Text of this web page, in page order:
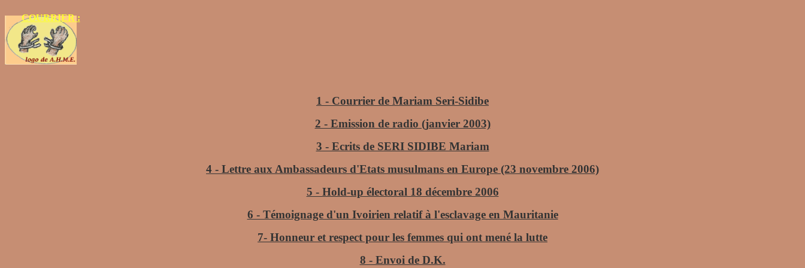
COURRIER :
1 - Courrier de Mariam Seri-Sidibe
2 - Emission de radio (janvier 2003)
3 - Ecrits de SERI SIDIBE Mariam
4 - Lettre aux Ambassadeurs d'Etats musulmans en Europe (23 novembre 2006)
5 - Hold-up électoral 18 décembre 2006
6 - Témoignage d'un Ivoirien relatif à l'esclavage en Mauritanie
7- Honneur et respect pour les femmes qui ont mené la lutte
8 - Envoi de D.K.